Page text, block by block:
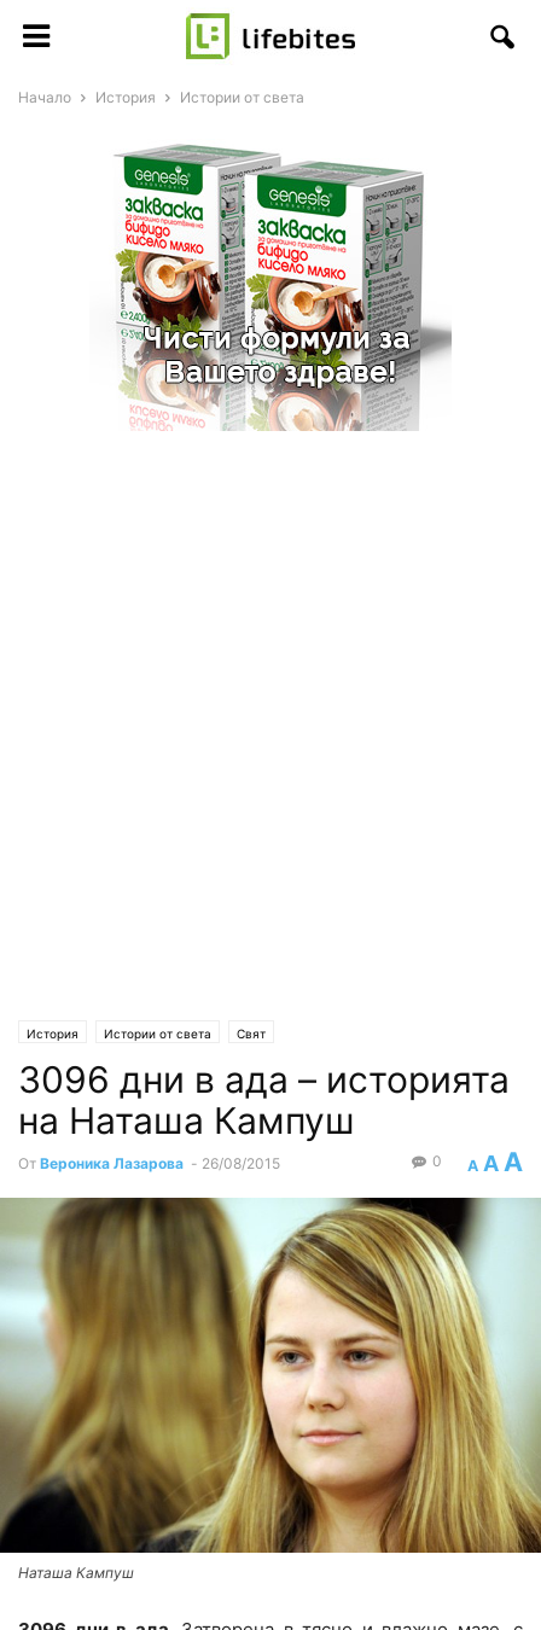
Начало История Истории от света
История Истории от света Свят
3096 дни в ада – историята
на Наташа Кампуш
От Вероника Лазарова - 26/08/2015 A A A
0
Наташа Кампуш